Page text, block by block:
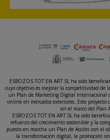
ESBOZOS TOT EN ART SL ha sido
cuyo objetivo es mejorar la competitividad de
un Plan de Marketing Digital Internacional
online en mercados exteriores. Este
en el marco del Plan
ESBOZOS TOT EN ART SL ha sido
refuerzo del crecimiento sostenible y la
puesto en marcha un Plan de Acción con el
la transformación digital, la promoción